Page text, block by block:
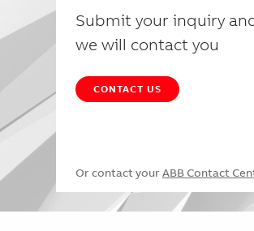
Submit your inquiry
we will contact you
CONTACT US
Or contact your ABB Contact